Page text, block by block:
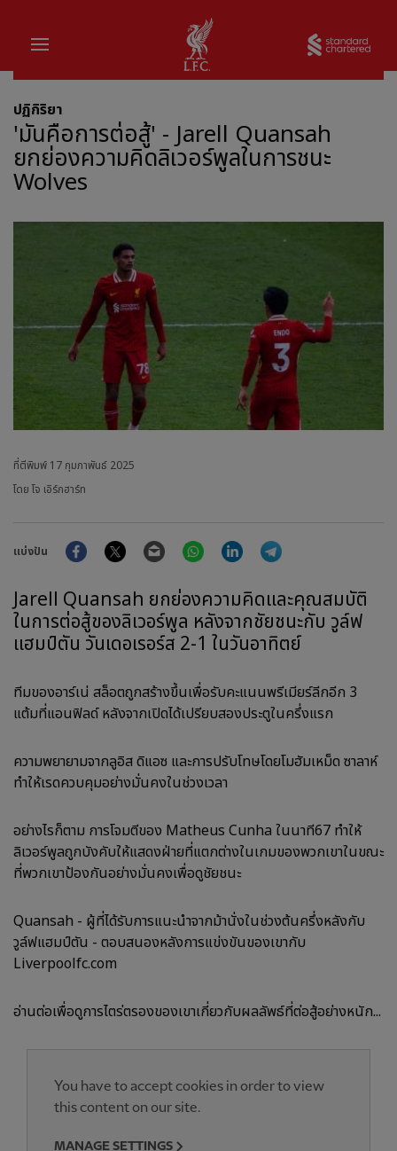
บ้าน
ปฏิกิริยา
'มันคือการต่อสู้' - Jarell Quansah
ยกย่องความคิดลิเวอร์พูลในการชนะ
Wolves
ที่ตีพิมพ์ 17 กุมภาพันธ์ 2025
โดย โจ เอิร์กฮาร์ท
แบ่งปัน
FacebookTwitter Email WhatsAppLinkedIn
Jarell Quansah ยกย่องความคิดและคุณสมบัติ
ในการต่อสู้ของลิเวอร์พูล หลังจากชัยชนะกับ วูล์ฟ
แฮมป์ตัน วันเดอเรอร์ส 2-1 ในวันอาทิตย์
ทีมของอาร์เน่ สล็อตถูกสร้างขึ้นเพื่อรับคะแนนพรีเมียร์ลีกอีก 3
แต้มที่แอนฟิลด์ หลังจากเปิดได้เปรียบสองประตูในครึ่งแรก
ความพยายามจากลูอิส ดิแอซ และการปรับโทษโดยโมฮัมเหม็ด ซาลาห์
ทำให้เรดควบคุมอย่างมั่นคงในช่วงเวลา
อย่างไรก็ตาม การโจมตีของ Matheus Cunha ในนาที67 ทำให้
ลิเวอร์พูลถูกบังคับให้แสดงฝ่ายที่แตกต่างในเกมของพวกเขาในขณะ
ที่พวกเขาป้องกันอย่างมั่นคงเพื่อดูชัยชนะ
Quansah - ผู้ที่ได้รับการแนะนำจากม้านั่งในช่วงต้นครึ่งหลังกับ
วูล์ฟแฮมป์ตัน - ตอบสนองหลังการแข่งขันของเขากับ
Liverpoolfc.com
อ่านต่อเพื่อดูการไตร่ตรองของเขาเกี่ยวกับผลลัพธ์ที่ต่อสู้อย่างหนัก...
You have to accept cookies in order to view
this content on our site.
MANAGE SETTINGS